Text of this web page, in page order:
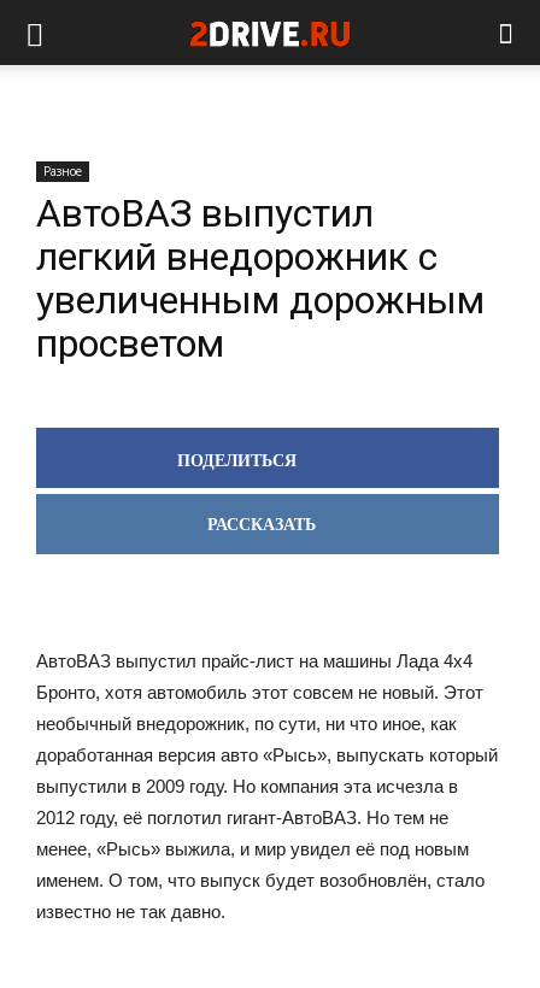
Разное
АвтоВАЗ выпустил
легкий внедорожник с
увеличенным дорожным
просветом
ПОДЕЛИТЬСЯ
РАССКАЗАТЬ
АвтоВАЗ выпустил прайс-лист на машины Лада 4х4
Бронто, хотя автомобиль этот совсем не новый. Этот
необычный внедорожник, по сути, ни что иное, как
доработанная версия авто «Рысь», выпускать который
выпустили в 2009 году. Но компания эта исчезла в
2012 году, её поглотил гигант-АвтоВАЗ. Но тем не
менее, «Рысь» выжила, и мир увидел её под новым
именем. О том, что выпуск будет возобновлён, стало
известно не так давно.